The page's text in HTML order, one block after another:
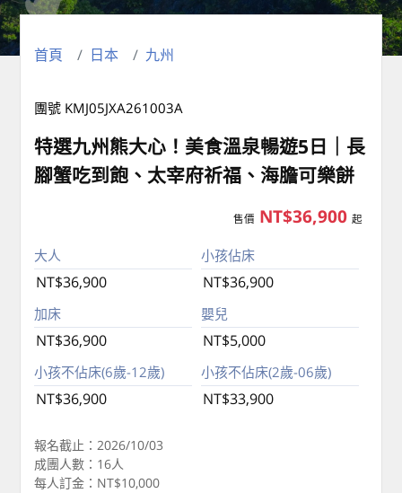
首頁 日本 九州
團號 KMJ05JXA261003A
特選九州熊大心！美食溫泉暢遊5日｜長
腳蟹吃到飽、太宰府祈福、海膽可樂餅
售價 NT$36,900 起
大人
NT$36,900
小孩佔床
NT$36,900
加床
NT$36,900
嬰兒
NT$5,000
小孩不佔床(6歲-12歲)
NT$36,900
小孩不佔床(2歲-06歲)
NT$33,900
報名截止：2026/10/03
成團人數：16人
每人訂金：NT$10,000